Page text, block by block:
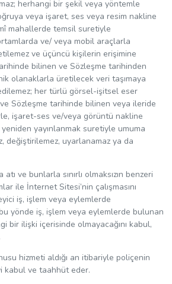
herhangi bir şekil veya yöntemle
veya işaret, ses veya resim nakline
mahallerde temsil suretiyle
ve/ veya mobil araçlarla
ve üçüncü kişilerin erişimine
bilinen ve Sözleşme tarihinden
olanaklarla üretilecek veri taşımaya
her türlü görsel-işitsel eser
Sözleşme tarihinde bilinen veya ileride
işaret-ses ve/veya görüntü nakline
yayınlanmak suretiyle umuma
değiştirilemez, uyarlanamaz ya da
ve bunlarla sınırlı olmaksızın benzeri
ile İnternet Sitesi’nin çalışmasını
iş, işlem veya eylemlerde
yönde iş, işlem veya eylemlerde bulunan
bir ilişki içerisinde olmayacağını kabul,
hizmeti aldığı an itibariyle poliçenin
kabul ve taahhüt eder.